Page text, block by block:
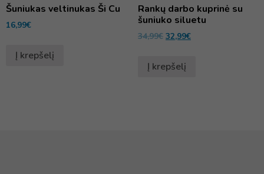
Šuniukas veltinukas Ši Cu
16,99€
Į krepšelį
Rankų darbo kuprinė su
šuniuko siluetu
34,99€ 32,99€
Į krepšelį